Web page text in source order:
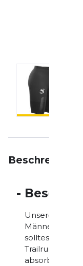
Beschreibung
-
Unsere Profi-
Männer
solltest Du
Trailrunning
absorbieren